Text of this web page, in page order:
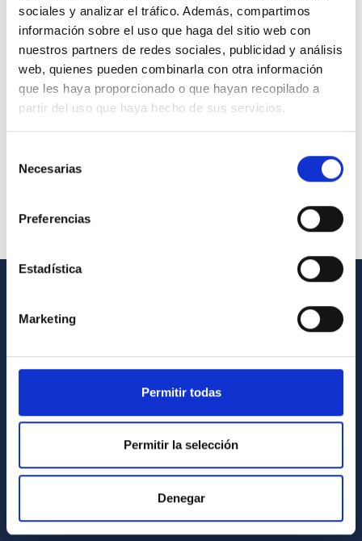
sociales y analizar el tráfico. Además, compartimos
información sobre el uso que haga del sitio web con
nuestros partners de redes sociales, publicidad y análisis
web, quienes pueden combinarla con otra información
que les haya proporcionado o que hayan recopilado a
partir del uso que haya hecho de sus servicios.
Necesarias
Preferencias
Estadística
Marketing
Permitir todas
Permitir la selección
Denegar
How to get to the IAC
Library
Legislation